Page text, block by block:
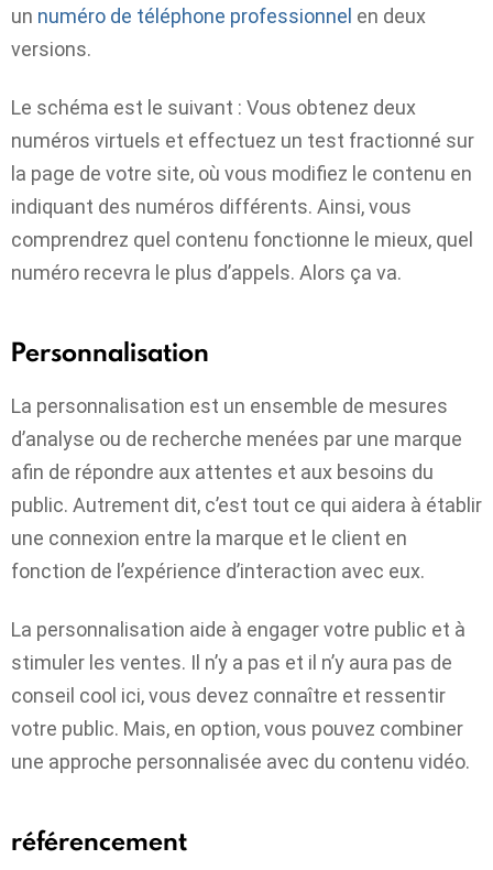
un numéro de téléphone professionnel en deux
versions.
Le schéma est le suivant : Vous obtenez deux
numéros virtuels et effectuez un test fractionné sur
la page de votre site, où vous modifiez le contenu en
indiquant des numéros différents. Ainsi, vous
comprendrez quel contenu fonctionne le mieux, quel
numéro recevra le plus d’appels. Alors ça va.
Personnalisation
La personnalisation est un ensemble de mesures
d’analyse ou de recherche menées par une marque
afin de répondre aux attentes et aux besoins du
public. Autrement dit, c’est tout ce qui aidera à établir
une connexion entre la marque et le client en
fonction de l’expérience d’interaction avec eux.
La personnalisation aide à engager votre public et à
stimuler les ventes. Il n’y a pas et il n’y aura pas de
conseil cool ici, vous devez connaître et ressentir
votre public. Mais, en option, vous pouvez combiner
une approche personnalisée avec du contenu vidéo.
référencement